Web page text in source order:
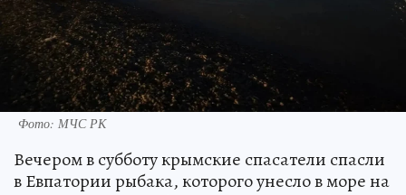
Фото: МЧС РК
Вечером в субботу крымские спасатели спасли
в Евпатории рыбака, которого унесло в море на